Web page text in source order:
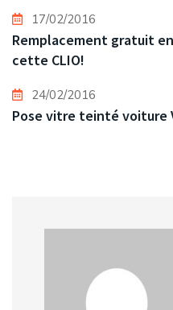
17/02/2016
Remplacement gratuit
cette CLIO!
24/02/2016
Pose vitre teinté voiture